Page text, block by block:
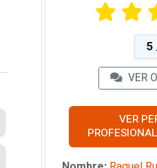
5
VER
VER